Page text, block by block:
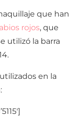
que han
rojos, que
utilizó la barra
en la
: